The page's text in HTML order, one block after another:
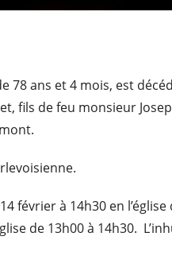
78 ans et 4 mois, est
fils de feu monsieur
février à 14h30 en
de 13h00 à 14h30.